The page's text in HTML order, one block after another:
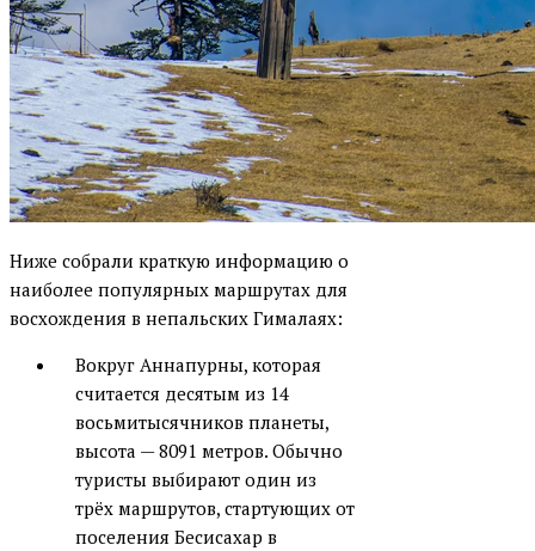
Ниже собрали краткую информацию о
наиболее популярных маршрутах для
восхождения в непальских Гималаях:
Вокруг Аннапурны, которая
считается десятым из 14
восьмитысячников планеты,
высота — 8091 метров. Обычно
туристы выбирают один из
трёх маршрутов, стартующих от
поселения Бесисахар в